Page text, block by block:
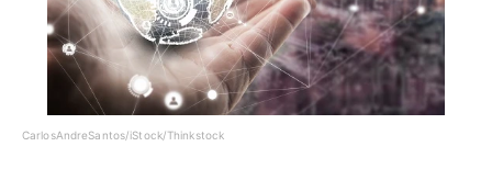
CarlosAndreSantos/iStock/Thinkstock